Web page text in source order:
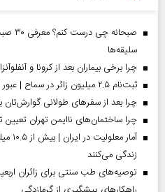
سلیقه‌ها
چرا برخی بیماران بعد از کرونا و
ثبت‌نام ۲.۵ میلیون زائر در سماح | عبور ۱.۷ میلیون نفر از مرز‌های اربعین
چرا بعد از سفرهای طولانی گوارش‌تان
چرا ساختمان‌های ناایمن تهران
زندگی می‌کنند
توصیه‌های طب سنتی برای زائران